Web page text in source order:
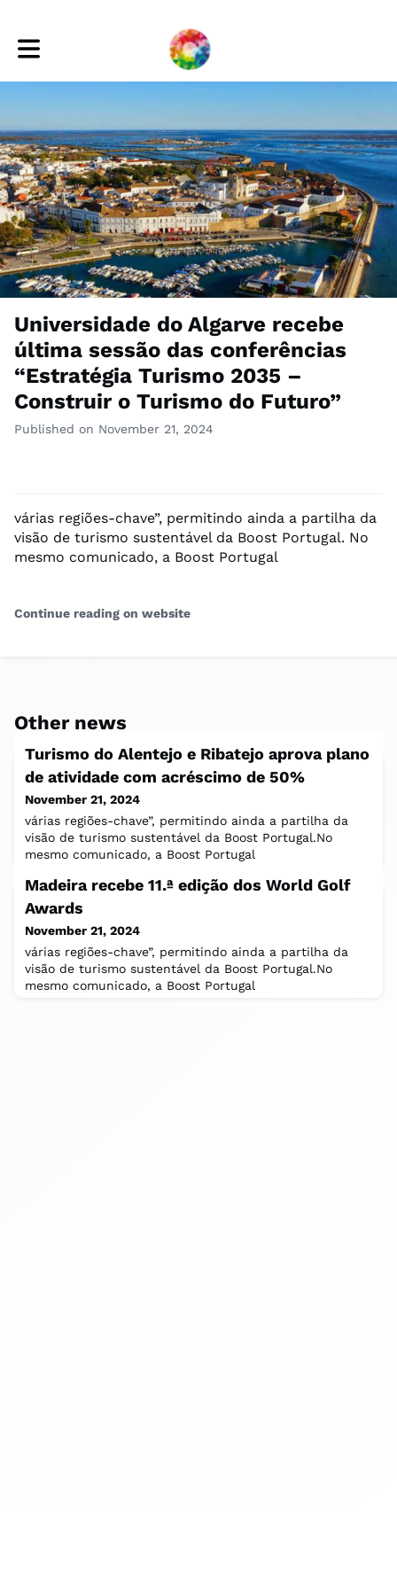
Toggle main navigation
Universidade do Algarve recebe
última sessão das conferências
“Estratégia Turismo 2035 –
Construir o Turismo do Futuro”
Published on November 21, 2024
várias regiões-chave”, permitindo ainda a partilha da
visão de turismo sustentável da Boost Portugal. No
mesmo comunicado, a Boost Portugal
Continue reading on website
Other news
Turismo do Alentejo e Ribatejo aprova plano
de atividade com acréscimo de 50%
November 21, 2024
várias regiões-chave”, permitindo ainda a partilha da
visão de turismo sustentável da Boost Portugal.No
mesmo comunicado, a Boost Portugal
Madeira recebe 11.ª edição dos World Golf
Awards
November 21, 2024
várias regiões-chave”, permitindo ainda a partilha da
visão de turismo sustentável da Boost Portugal.No
mesmo comunicado, a Boost Portugal